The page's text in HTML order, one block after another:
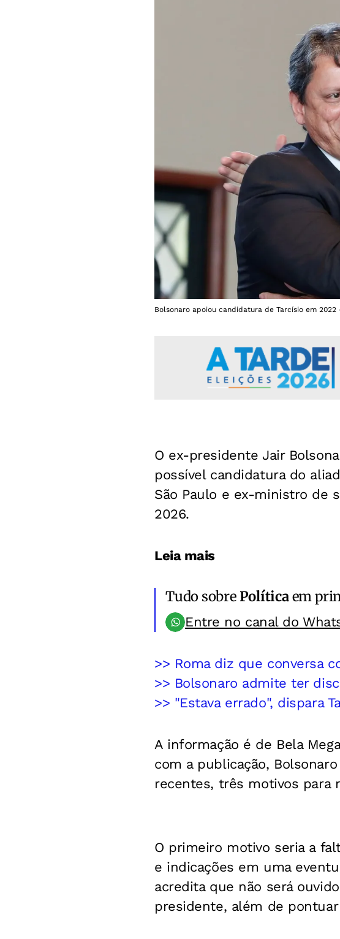
Bolsonaro apoiou candidatura de Tarcísio em
O ex-presidente Jair
possível candidatura do
São Paulo e ex-ministro de
2026.
Leia mais
Tudo sobrePolíticaem
Entre no canal do
>> Roma diz que conversa
>> Bolsonaro admite ter
>> "Estava errado", dispara
A informação é de Bela
com a publicação,
recentes, três motivos para
O primeiro motivo seria a
e indicações em uma
acredita que não será
presidente, além de